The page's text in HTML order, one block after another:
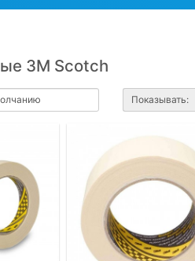
3М Scotch
Показывать: